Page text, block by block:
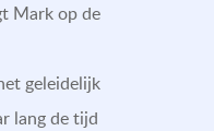
Mark op de
geleidelijk
lang de tijd